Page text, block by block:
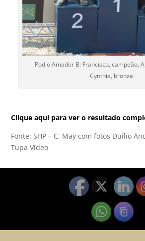
Podio Amador B: Francisco, campeão,
Cynthia, bronze
Clique aqui para ver o resultado
Fonte: SHP – C. May com fotos Duílio
Tupa Vídeo